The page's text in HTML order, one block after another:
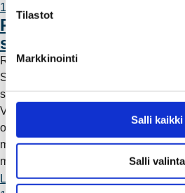
m
u
k
s
e
n
v
a
l
i
n
Tilastot
Markkinointi
Salli kaikki
Salli valinta
11.6.2026 12:00
Rauman Energia
sähköntuotannossa
Rauman Energia on ostanut lisää
Suomessa ja Pohjoismaissa, kun
sähköntuotanto-osuutensa Rauman
Vappuaattona toteutunut kauppa
omavaraisuutta ja lisää päästötöntä
mitä tämä tarkoittaa käytännössä –
myös kaukana Raumalta?
Lue lisää